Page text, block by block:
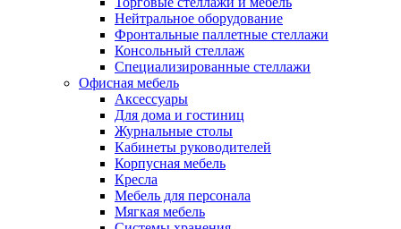
Нейтральное оборудование
Фронтальные паллетные стеллажи
Консольный стеллаж
Специализированные стеллажи
Офисная мебель
Аксессуары
Для дома и гостиниц
Журнальные столы
Кабинеты руководителей
Корпусная мебель
Кресла
Мебель для персонала
Мягкая мебель